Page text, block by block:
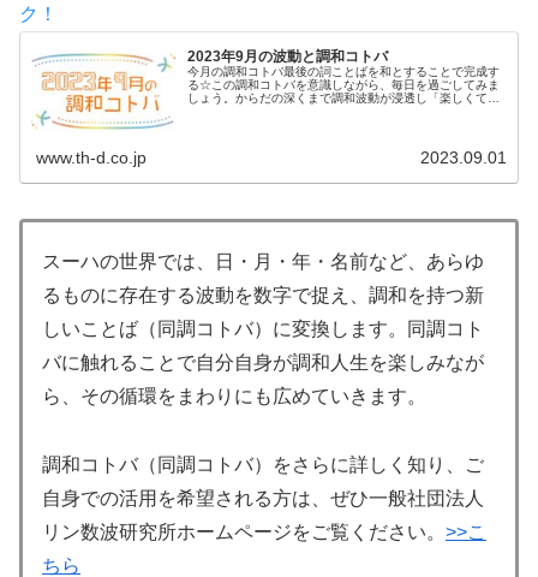
ク！
2023年9月の波動と調和コトバ
今月の調和コトバ最後の詞ことばを和とすることで完成す
る☆この調和コトバを意識しながら、毎日を過ごしてみま
しょう。からだの深くまで調和波動が浸透し「楽しくて仕
www.th-d.co.jp 2023.09.01
スーハの世界では、日・月・年・名前など、あらゆ
るものに存在する波動を数字で捉え、調和を持つ新
しいことば（同調コトバ）に変換します。同調コト
バに触れることで自分自身が調和人生を楽しみなが
ら、その循環をまわりにも広めていきます。
調和コトバ（同調コトバ）をさらに詳しく知り、ご
自身での活用を希望される方は、ぜひ一般社団法人
リン数波研究所ホームページをご覧ください。 >>こ
ちら